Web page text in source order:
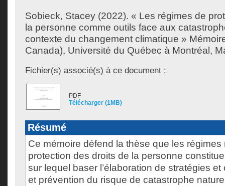
Sobieck, Stacey (2022). « Les régimes de
la personne comme outils face aux
contexte du changement climatique »
Canada), Université du Québec à Montréal,
Fichier(s) associé(s) à ce document :
PDF
Télécharger (1MB)
Résumé
Ce mémoire défend la thèse que les régimes
protection des droits de la personne
sur lequel baser l’élaboration de stratégies
et prévention du risque de catastrophe